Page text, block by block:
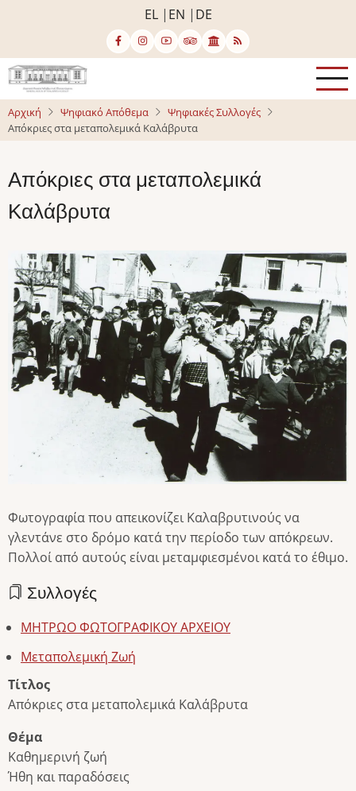
κυρίως
περιεχόμενο
EL EN DE
Αρχική Ψηφιακό Απόθεμα
Ψηφιακές Συλλογές
Απόκριες στα μεταπολεμικά Καλάβρυτα
Απόκριες στα μεταπολεμικά
Καλάβρυτα
Image
Φωτογραφία που απεικονίζει Καλαβρυτινούς να
γλεντάνε στο δρόμο κατά την περίοδο των απόκρεων.
Πολλοί από αυτούς είναι μεταμφιεσμένοι κατά το έθιμο.
Συλλογές
ΜΗΤΡΩΟ ΦΩΤΟΓΡΑΦΙΚΟΥ ΑΡΧΕΙΟΥ
Μεταπολεμική Ζωή
Τίτλος
Απόκριες στα μεταπολεμικά Καλάβρυτα
Θέμα
Καθημερινή ζωή
Ήθη και παραδόσεις